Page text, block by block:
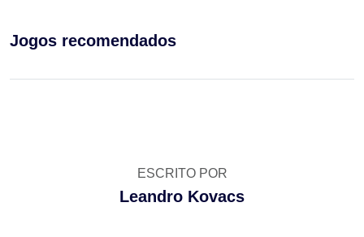
Jogos recomendados
ESCRITO POR
Leandro Kovacs